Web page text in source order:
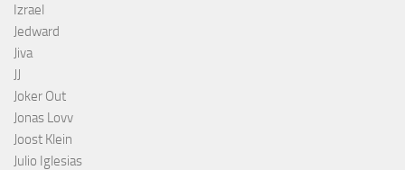
Izrael
Jedward
Jiva
JJ
Joker Out
Jonas Lovv
Joost Klein
Julio Iglesias